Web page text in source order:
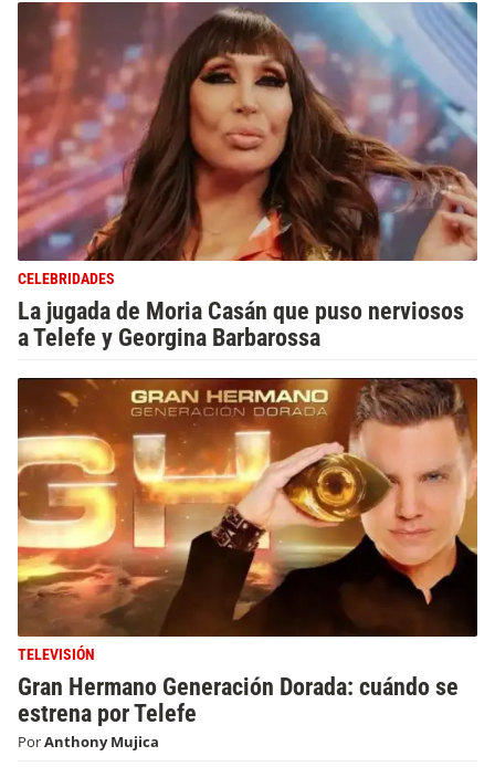
CELEBRIDADES
La jugada de Moria Casán que puso nerviosos
a Telefe y Georgina Barbarossa
TELEVISIÓN
Gran Hermano Generación Dorada: cuándo se
estrena por Telefe
PorAnthony Mujica